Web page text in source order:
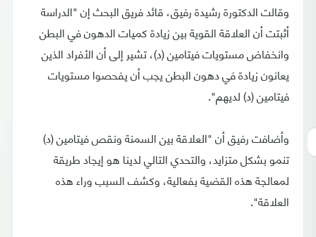
وقالت الدكتورة رشيدة رفيق، قائد فريق البحث إن "الدراسة
أثبتت أن العلاقة القوية بين زيادة كميات الدهون في البطن
وانخفاض مستويات فيتامين (د)، تشير إلى أن الأفراد الذين
يعانون زيادة في دهون البطن يجب أن يفحصوا مستويات
فيتامين (د) لديهم".
وأضافت رفيق أن "العلاقة بين السمنة ونقص فيتامين (د)
تنمو بشكل متزايد، والتحدي التالي لدينا هو إيجاد طريقة
لمعالجة هذه القضية بفعالية، وكشف السبب وراء هذه
العلاقة".